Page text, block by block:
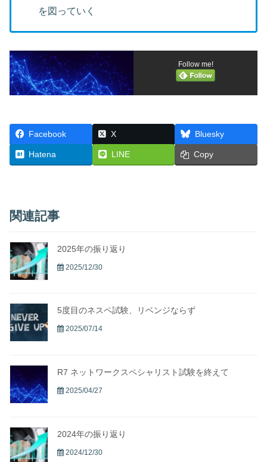
を図っていく
Follow me!
Facebook X Bluesky
Hatena LINE Copy
関連記事
2025年の振り返り
2025/12/30
5度目のネスペ試験、リベンジならず
2025/07/14
R7 ネットワークスペシャリスト試験を終えて
2025/04/27
2024年の振り返り
2024/12/30